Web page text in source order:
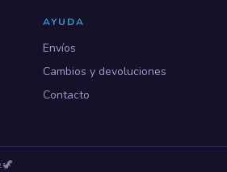
AYUDA
Envíos
Cambios y devoluciones
Contacto
🦖